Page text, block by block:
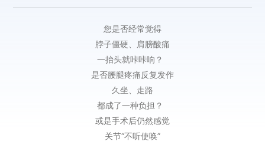
您是否经常觉得
脖子僵硬、肩膀酸痛
一抬头就咔咔响？
是否腰腿疼痛反复发作
久坐、走路
都成了一种负担？
或是手术后仍然感觉
关节“不听使唤”